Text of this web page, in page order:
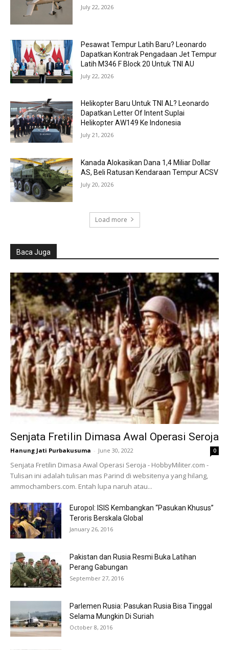
July 22, 2026
Pesawat Tempur Latih Baru? Leonardo
Dapatkan Kontrak Pengadaan Jet Tempur
Latih M346 F Block 20 Untuk TNI AU
July 22, 2026
Helikopter Baru Untuk TNI AL? Leonardo
Dapatkan Letter Of Intent Suplai
Helikopter AW149 Ke Indonesia
July 21, 2026
Kanada Alokasikan Dana 1,4 Miliar Dollar
AS, Beli Ratusan Kendaraan Tempur ACSV
July 20, 2026
Load more
Baca Juga
Senjata Fretilin Dimasa Awal Operasi Seroja
Hanung Jati Purbakusuma - June 30, 2022 0
Senjata Fretilin Dimasa Awal Operasi Seroja - HobbyMiliter.com -
Tulisan ini adalah tulisan mas Parind di websitenya yang hilang,
ammochambers.com. Entah lupa naruh atau...
Europol: ISIS Kembangkan “Pasukan Khusus”
Teroris Berskala Global
January 26, 2016
Pakistan dan Rusia Resmi Buka Latihan
Perang Gabungan
September 27, 2016
Parlemen Rusia: Pasukan Rusia Bisa Tinggal
Selama Mungkin Di Suriah
October 8, 2016